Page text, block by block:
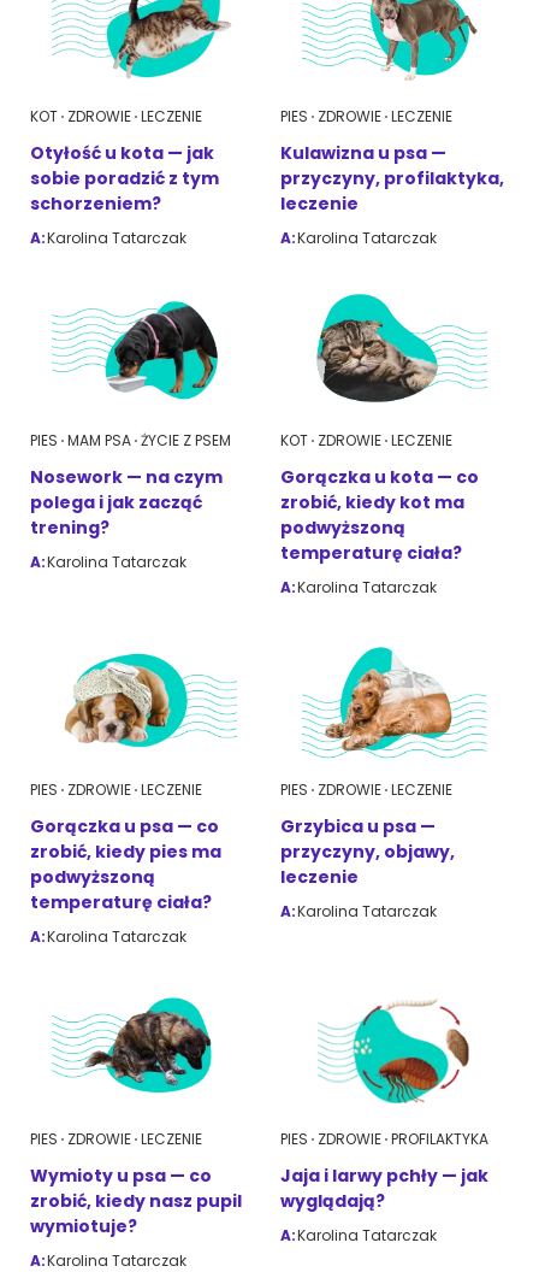
KOT ZDROWIE LECZENIE
Otyłość u kota — jak
sobie poradzić z tym
schorzeniem?
A:Karolina Tatarczak
PIES ZDROWIE LECZENIE
Kulawizna u psa —
przyczyny, profilaktyka,
leczenie
A:Karolina Tatarczak
PIES MAM PSA ŻYCIE Z PSEM
Nosework — na czym
polega i jak zacząć
trening?
A:Karolina Tatarczak
KOT ZDROWIE LECZENIE
Gorączka u kota — co
zrobić, kiedy kot ma
podwyższoną
temperaturę ciała?
A:Karolina Tatarczak
PIES ZDROWIE LECZENIE
Gorączka u psa — co
zrobić, kiedy pies ma
podwyższoną
temperaturę ciała?
A:Karolina Tatarczak
PIES ZDROWIE LECZENIE
Grzybica u psa —
przyczyny, objawy,
leczenie
A:Karolina Tatarczak
PIES ZDROWIE LECZENIE
Wymioty u psa — co
zrobić, kiedy nasz pupil
wymiotuje?
A:Karolina Tatarczak
PIES ZDROWIE PROFILAKTYKA
Jaja i larwy pchły — jak
wyglądają?
A:Karolina Tatarczak